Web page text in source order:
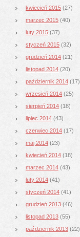
kwiecień 2015 (27)
marzec 2015 (40)
luty 2015 (37)
styczeń 2015 (32)
grudzień 2014 (21)
listopad 2014 (20)
październik 2014 (17)
wrzesień 2014 (25)
sierpień 2014 (18)
lipiec 2014 (43)
czerwiec 2014 (17)
maj 2014 (23)
kwiecień 2014 (18)
marzec 2014 (43)
luty 2014 (41)
styczeń 2014 (41)
grudzień 2013 (46)
listopad 2013 (55)
październik 2013 (22)